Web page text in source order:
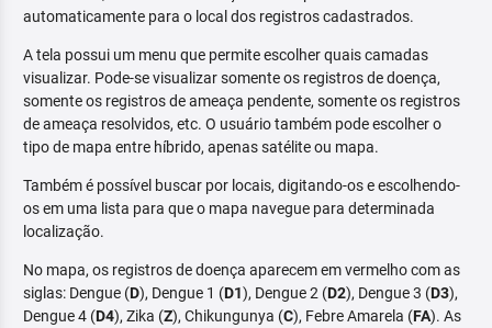
automaticamente para o local dos registros cadastrados.
A tela possui um menu que permite escolher quais camadas
visualizar. Pode-se visualizar somente os registros de doença,
somente os registros de ameaça pendente, somente os registros
de ameaça resolvidos, etc. O usuário também pode escolher o
tipo de mapa entre híbrido, apenas satélite ou mapa.
Também é possível buscar por locais, digitando-os e escolhendo-
os em uma lista para que o mapa navegue para determinada
localização.
No mapa, os registros de doença aparecem em vermelho com as
siglas: Dengue (D), Dengue 1 (D1), Dengue 2 (D2), Dengue 3 (D3),
Dengue 4 (D4), Zika (Z), Chikungunya (C), Febre Amarela (FA). As